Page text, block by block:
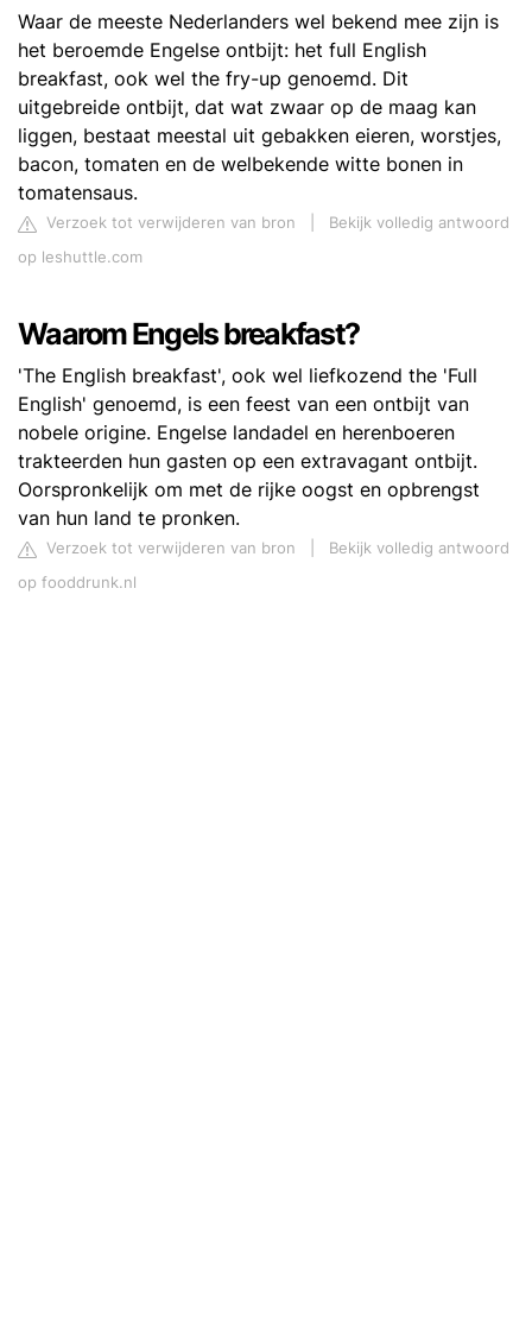
Waar de meeste Nederlanders wel bekend mee zijn is
het beroemde Engelse ontbijt: het full English
breakfast, ook wel the fry-up genoemd. Dit
uitgebreide ontbijt, dat wat zwaar op de maag kan
liggen, bestaat meestal uit gebakken eieren, worstjes,
bacon, tomaten en de welbekende witte bonen in
tomatensaus.
Verzoek tot verwijderen van bron
Bekijk volledig antwoord
op leshuttle.com
Waarom Engels breakfast?
'The English breakfast', ook wel liefkozend the 'Full
English' genoemd, is een feest van een ontbijt van
nobele origine. Engelse landadel en herenboeren
trakteerden hun gasten op een extravagant ontbijt.
Oorspronkelijk om met de rijke oogst en opbrengst
van hun land te pronken.
Verzoek tot verwijderen van bron
Bekijk volledig antwoord
op fooddrunk.nl